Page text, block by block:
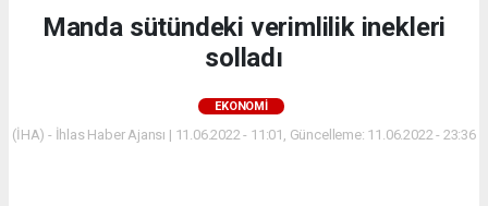
Manda sütündeki verimlilik inekleri
solladı
EKONOMİ
(İHA) - İhlas Haber Ajansı | 11.06.2022 - 11:01, Güncelleme: 11.06.2022 - 23:36